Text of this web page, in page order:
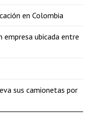
en Colombia
empresa ubicada entre
sus camionetas por